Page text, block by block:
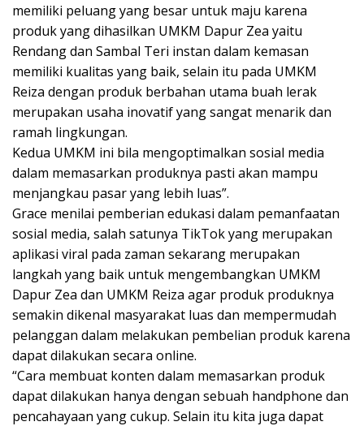
memiliki peluang yang besar untuk maju karena
produk yang dihasilkan UMKM Dapur Zea yaitu
Rendang dan Sambal Teri instan dalam kemasan
memiliki kualitas yang baik, selain itu pada UMKM
Reiza dengan produk berbahan utama buah lerak
merupakan usaha inovatif yang sangat menarik dan
ramah lingkungan.
Kedua UMKM ini bila mengoptimalkan sosial media
dalam memasarkan produknya pasti akan mampu
menjangkau pasar yang lebih luas”.
Grace menilai pemberian edukasi dalam pemanfaatan
sosial media, salah satunya TikTok yang merupakan
aplikasi viral pada zaman sekarang merupakan
langkah yang baik untuk mengembangkan UMKM
Dapur Zea dan UMKM Reiza agar produk produknya
semakin dikenal masyarakat luas dan mempermudah
pelanggan dalam melakukan pembelian produk karena
dapat dilakukan secara online.
“Cara membuat konten dalam memasarkan produk
dapat dilakukan hanya dengan sebuah handphone dan
pencahayaan yang cukup. Selain itu kita juga dapat